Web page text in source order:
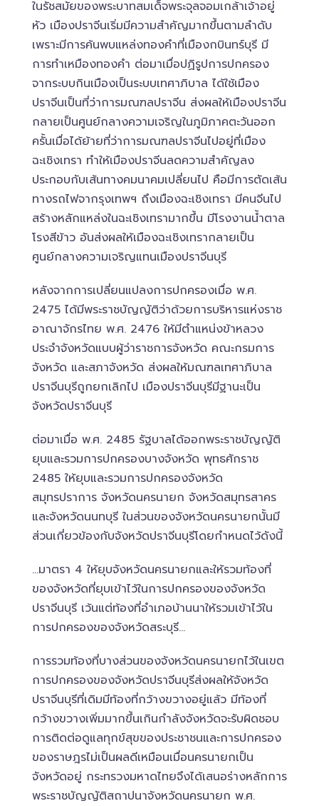
ในรัชสมัยของพระบาทสมเด็จพระจุลจอมเกล้าเจ้าอยู่
หัว เมืองปราจีนเริ่มมีความสำคัญมากขึ้นตามลำดับ
เพราะมีการค้นพบแหล่งทองคำที่เมืองกบินทร์บุรี มี
การทำเหมืองทองคำ ต่อมาเมื่อปฏิรูปการปกครอง
จากระบบกินเมืองเป็นระบบเทศาภิบาล ได้ใช้เมือง
ปราจีนเป็นที่ว่าการมณฑลปราจีน ส่งผลให้เมืองปราจีน
กลายเป็นศูนย์กลางความเจริญในภูมิภาคตะวันออก
ครั้นเมื่อได้ย้ายที่ว่าการมณฑลปราจีนไปอยู่ที่เมือง
ฉะเชิงเทรา ทำให้เมืองปราจีนลดความสำคัญลง
ประกอบกับเส้นทางคมนาคมเปลี่ยนไป คือมีการตัดเส้น
ทางรถไฟจากรุงเทพฯ ถึงเมืองฉะเชิงเทรา มีคนจีนไป
สร้างหลักแหล่งในฉะเชิงเทรามากขึ้น มีโรงงานน้ำตาล
โรงสีข้าว อันส่งผลให้เมืองฉะเชิงเทรากลายเป็น
ศูนย์กลางความเจริญแทนเมืองปราจีนบุรี
หลังจากการเปลี่ยนแปลงการปกครองเมื่อ พ.ศ.
2475 ได้มีพระราชบัญญัติว่าด้วยการบริหารแห่งราช
อาณาจักรไทย พ.ศ. 2476 ให้มีตำแหน่งข้าหลวง
ประจำจังหวัดแบบผู้ว่าราชการจังหวัด คณะกรมการ
จังหวัด และสภาจังหวัด ส่งผลให้มณฑลเทศาภิบาล
ปราจีนบุรีถูกยกเลิกไป เมืองปราจีนบุรีมีฐานะเป็น
จังหวัดปราจีนบุรี
ต่อมาเมื่อ พ.ศ. 2485 รัฐบาลได้ออกพระราชบัญญัติ
ยุบและรวมการปกครองบางจังหวัด พุทธศักราช
2485 ให้ยุบและรวมการปกครองจังหวัด
สมุทรปราการ จังหวัดนครนายก จังหวัดสมุทรสาคร
และจังหวัดนนทบุรี ในส่วนของจังหวัดนครนายกนั้นมี
ส่วนเกี่ยวข้องกับจังหวัดปราจีนบุรีโดยกำหนดไว้ดังนี้
…มาตรา 4 ให้ยุบจังหวัดนครนายกและให้รวมท้องที่
ของจังหวัดที่ยุบเข้าไว้ในการปกครองของจังหวัด
ปราจีนบุรี เว้นแต่ท้องที่อำเภอบ้านนาให้รวมเข้าไว้ใน
การปกครองของจังหวัดสระบุรี…
การรวมท้องที่บางส่วนของจังหวัดนครนายกไว้ในเขต
การปกครองของจังหวัดปราจีนบุรีส่งผลให้จังหวัด
ปราจีนบุรีที่เดิมมีท้องที่กว้างขวางอยู่แล้ว มีท้องที่
กว้างขวางเพิ่มมากขึ้นเกินกำลังจังหวัดจะรับผิดชอบ
การติดต่อดูแลทุกข์สุขของประชาชนและการปกครอง
ของราษฎรไม่เป็นผลดีเหมือนเมื่อนครนายกเป็น
จังหวัดอยู่ กระทรวงมหาดไทยจึงได้เสนอร่างหลักการ
พระราชบัญญัติสถาปนาจังหวัดนครนายก พ.ศ.